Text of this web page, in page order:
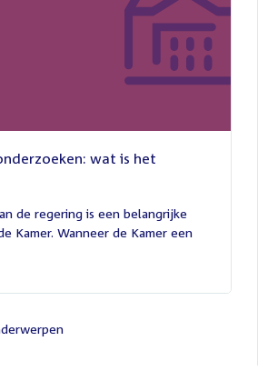
wat is het
de regering is een belangrijke
Kamer. Wanneer de Kamer een